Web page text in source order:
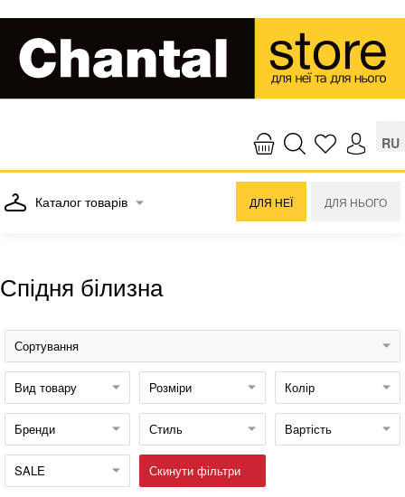
RU
Каталог товарів ДЛЯ НЕЇ ДЛЯ НЬОГО
Спідня білизна
Сортування
Вид товару Розміри Колір
Бренди Стиль Вартість
SALE Скинути фільтри